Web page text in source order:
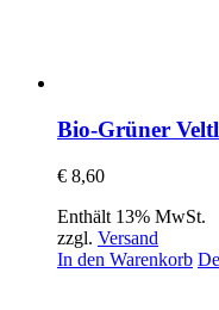
Bio-Grüner
€ 8,60
Enthält 13% MwSt.
zzgl. Versand
In den Warenkorb